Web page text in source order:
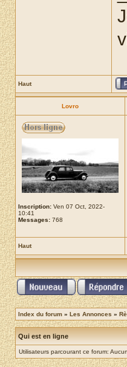
Haut
Lovro
Inscription: Ven 07 Oct, 2022-
10:41
Messages: 768
Haut
Index du forum » Les Annonces »
Qui est en ligne
Utilisateurs parcourant ce forum: